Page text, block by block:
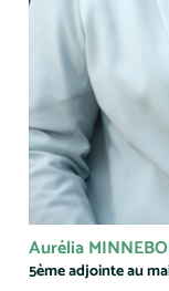
Aurélia
5ème adjointe au